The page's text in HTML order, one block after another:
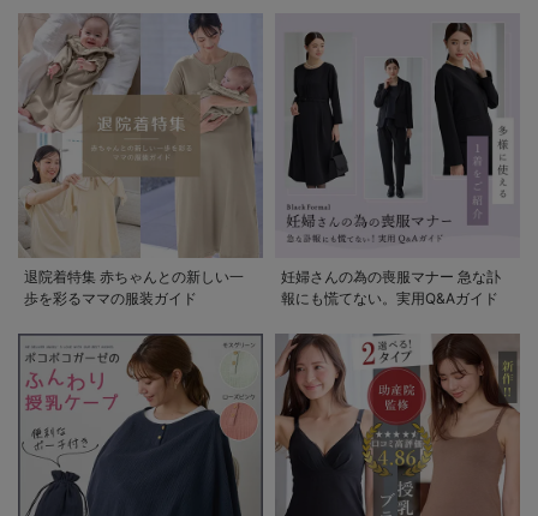
退院着特集 赤ちゃんとの新しい一
歩を彩るママの服装ガイド
妊婦さんの為の喪服マナー 急な訃
報にも慌てない。実用Q&Aガイド